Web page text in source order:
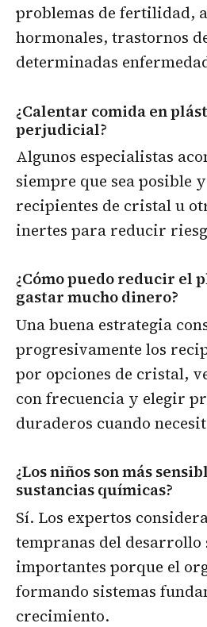
problemas de fertilidad,
hormonales, trastornos
determinadas
¿Calentar comida en
perjudicial?
Algunos especialistas
siempre que sea posible
recipientes de cristal u
inertes para reducir
¿Cómo puedo reducir el
gastar mucho dinero?
Una buena estrategia
progresivamente los
por opciones de cristal,
con frecuencia y elegir
duraderos cuando
¿Los niños son más
sustancias químicas?
Sí. Los expertos
tempranas del desarrollo
importantes porque el
formando sistemas
crecimiento.